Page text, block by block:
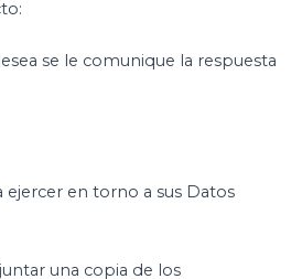
se le comunique la respuesta
ejercer en torno a sus Datos
una copia de los